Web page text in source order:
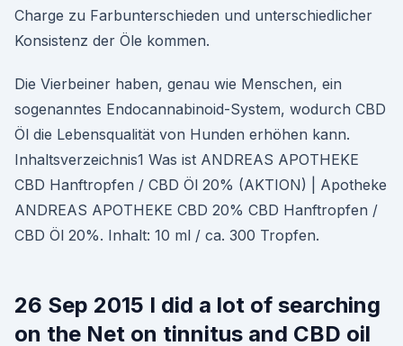
Charge zu Farbunterschieden und unterschiedlicher
Konsistenz der Öle kommen.
Die Vierbeiner haben, genau wie Menschen, ein
sogenanntes Endocannabinoid-System, wodurch CBD
Öl die Lebensqualität von Hunden erhöhen kann.
Inhaltsverzeichnis1 Was ist ANDREAS APOTHEKE
CBD Hanftropfen / CBD Öl 20% (AKTION) | Apotheke
ANDREAS APOTHEKE CBD 20% CBD Hanftropfen /
CBD Öl 20%. Inhalt: 10 ml / ca. 300 Tropfen.
26 Sep 2015 I did a lot of searching
on the Net on tinnitus and CBD oil